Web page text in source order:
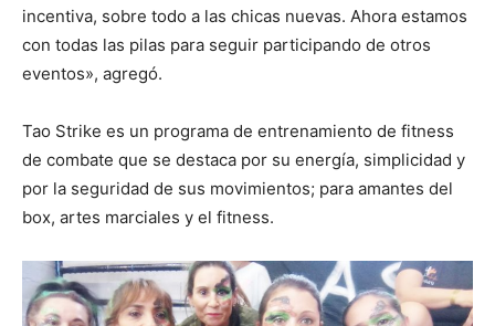
incentiva, sobre todo a las chicas nuevas. Ahora estamos
con todas las pilas para seguir participando de otros
eventos», agregó.
Tao Strike es un programa de entrenamiento de fitness
de combate que se destaca por su energía, simplicidad y
por la seguridad de sus movimientos; para amantes del
box, artes marciales y el fitness.